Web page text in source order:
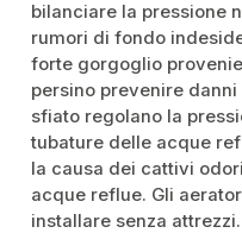
bilanciare la pressione
rumori di fondo
forte gorgoglio
persino prevenire
sfiato regolano la
tubature delle acque
la causa dei cattivi
acque reflue. Gli
installare senza